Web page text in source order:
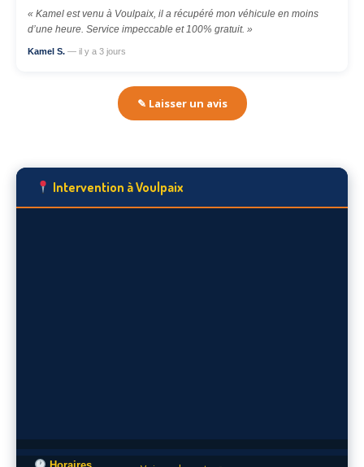
« Kamel est venu à Voulpaix, il a récupéré mon véhicule en moins
d’une heure. Service impeccable et 100% gratuit. »
Kamel S. — il y a 3 jours
✎ Laisser un avis
Intervention à Voulpaix